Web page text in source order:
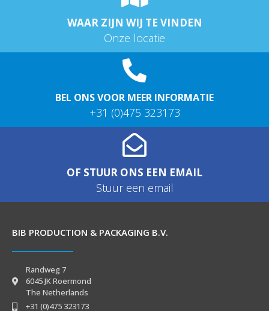
WAAR ZIJN WIJ TE VINDEN
Onze locatie
BEL ONS VOOR MEER INFORMATIE
+31 (0)475 323173
OF STUUR ONS EEN EMAIL
Stuur een email
BIB PRODUCTION & PACKAGING B.V.
Randweg 7
6045 JK Roermond
The Netherlands
+31 (0)475 323173